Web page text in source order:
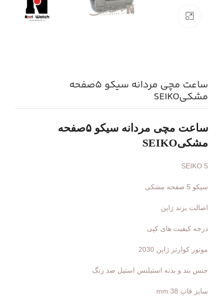
بزرگنمایی تصویر
ساعت مچی مردانه سیکو ۵صفحه
مشکیSEIKO
ساعت مچی مردانه سیکو ۵صفحه
مشکیSEIKO
SEIKO 5
سیکو 5 صفحه مشکی
اصالت برند ژاپن
درجه کیفیت های کپی
موتور کوارتز ژاپن 2030
جنس بند و بدنه استیلنس استیل ضد زنگ
سایز قاپ 38 mm